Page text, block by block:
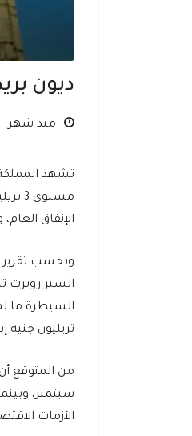
ديون بريطانيا
منذ شهر
تشهد
الإنفاق
وبحسب تقرير
السيطرة ما
تريليون جنيه
سبتمبر،
الأزمات